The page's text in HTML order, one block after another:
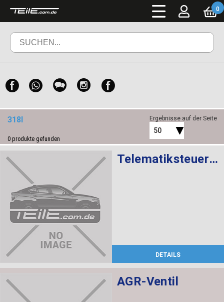
0
318I
0 produkte gefunden
Ergebnisse auf der Seite
50
Telematiksteuergerät ATM ROW 4G
DETAILS
AGR-Ventil